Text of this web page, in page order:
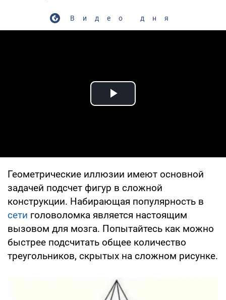
Видео дня
Play Video
Геометрические иллюзии имеют основной
задачей подсчет фигур в сложной
конструкции. Набирающая популярность в
сети головоломка является настоящим
вызовом для мозга. Попытайтесь как можно
быстрее подсчитать общее количество
треугольников, скрытых на сложном рисунке.